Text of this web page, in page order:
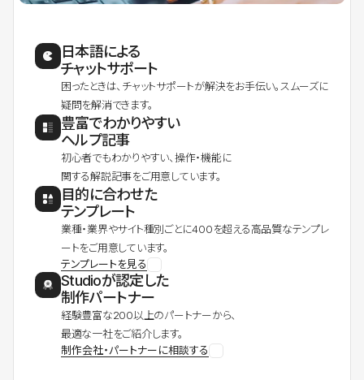
日本語による
チャットサポート
困ったときは、チャットサポートが解決をお手伝い。スムーズに
疑問を解消できます。
豊富でわかりやすい
ヘルプ記事
初心者でもわかりやすい、操作・機能に
関する解説記事をご用意しています。
目的に合わせた
テンプレート
業種・業界やサイト種別ごとに400を超える高品質なテンプレ
ートをご用意しています。
テンプレートを見る
Studioが認定した
制作パートナー
経験豊富な200以上のパートナーから、
最適な一社をご紹介します。
制作会社・パートナーに相談する